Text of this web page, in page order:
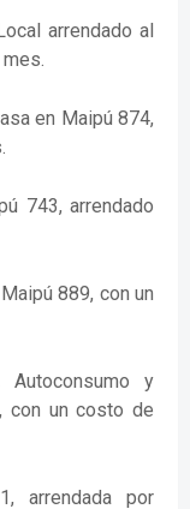
arrendado al
en Maipú 874,
743, arrendado
889, con un
Autoconsumo y
con un costo de
arrendada por